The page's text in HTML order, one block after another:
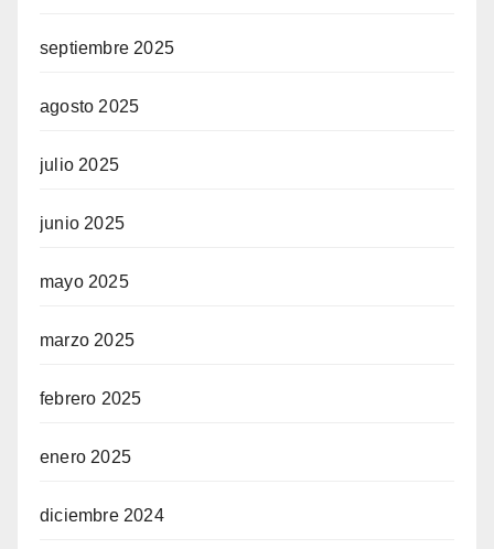
septiembre 2025
agosto 2025
julio 2025
junio 2025
mayo 2025
marzo 2025
febrero 2025
enero 2025
diciembre 2024